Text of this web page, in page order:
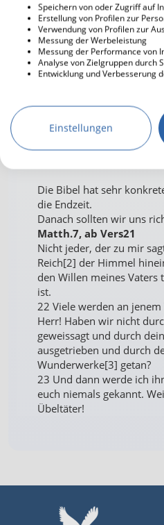
Angelina71
Die Bibel
Sie heilen,
sie
geistlich zu
Die Bibel hat sehr
die Endzeit.
Danach sollten wir uns
Matth.7, ab Vers21
Nicht jeder, der zu mir
Reich[2] der Himmel
den Willen meines
ist.
22 Viele werden an
Herr! Haben wir nicht
geweissagt und durch
ausgetrieben und durch
Wunderwerke[3] getan?
23 Und dann werde ich
euch niemals gekannt.
Übeltäter!
Speichern von oder Zugriff auf
Erstellung von Profilen zur
Verwendung von Profilen zur
Messung der Werbeleistung
Messung der Performance von
Analyse von Zielgruppen durch
Entwicklung und Verbesserung
Einstellungen